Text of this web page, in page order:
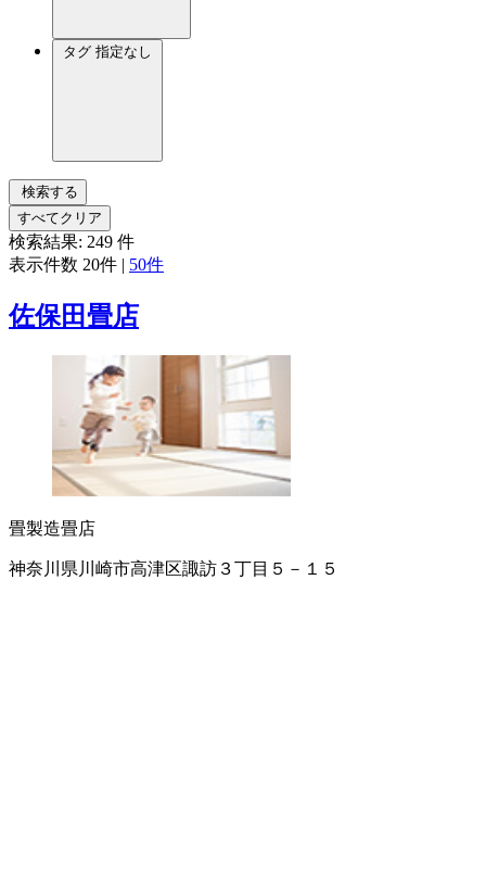
タグ 指定なし
検索する
すべてクリア
検索結果: 249 件
表示件数 20件 | 50件
佐保田畳店
畳製造畳店
神奈川県川崎市高津区諏訪３丁目５－１５